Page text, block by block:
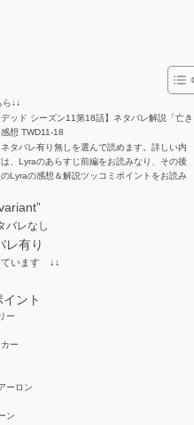
↓↓
ッド シーズン11第18話】ネタバレ解説「亡き
想 TWD11-18
タバレ有り無しを選んで読めます。詳しい内
、Lyraのあらすじ前編をお読みなり、その後
Lyraの感想＆解説ツッコミポイントをお読み
レなし
レ有り
ています ↓↓
ント
ー
ー
ーロン
ン